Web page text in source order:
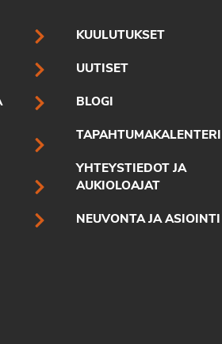
KUULUTUKSET
UUTISET
BLOGI
TAPAHTUMAKALENTERI
YHTEYSTIEDOT JA
AUKIOLOAJAT
NEUVONTA JA ASIOINTI